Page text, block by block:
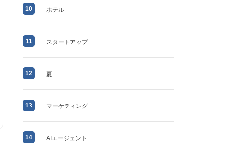
10 ホテル
11 スタートアップ
12 夏
13 マーケティング
14 AIエージェント